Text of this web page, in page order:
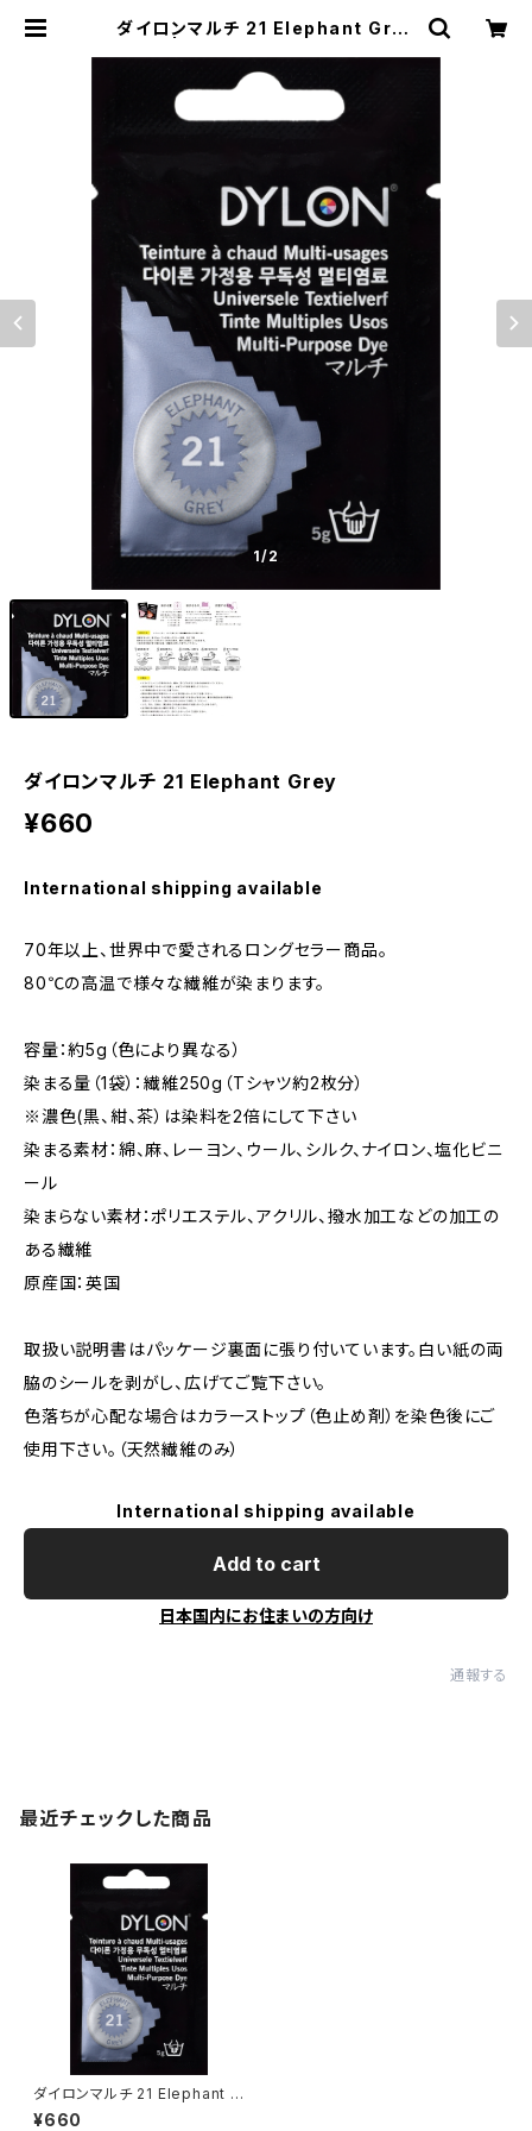
ダイロンマルチ 21 Elephant Grey
1/2
ダイロンマルチ 21 Elephant Grey
¥660
International shipping available
70年以上、世界中で愛されるロングセラー商品。
80℃の高温で様々な繊維が染まります。
容量：約5g（色により異なる）
染まる量（1袋）：繊維250g（Tシャツ約2枚分）
※濃色(黒、紺、茶）は染料を2倍にして下さい
染まる素材：綿、麻、レーヨン、ウール、シルク、ナイロン、塩化ビニ
ール
染まらない素材：ポリエステル、アクリル、撥水加工などの加工の
ある繊維
原産国：英国
取扱い説明書はパッケージ裏面に張り付いています。白い紙の両
脇のシールを剥がし、広げてご覧下さい。
色落ちが心配な場合はカラーストップ（色止め剤）を染色後にご
使用下さい。（天然繊維のみ）
International shipping available
Add to cart
日本国内にお住まいの方向け
通報する
最近チェックした商品
ダイロンマルチ 21 Elephant G
rey
¥660